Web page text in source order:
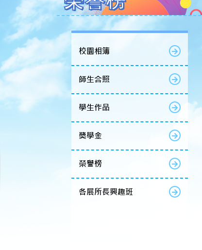
校園相簿
師生合照
學生作品
獎學金
榮譽榜
各展所長興趣班